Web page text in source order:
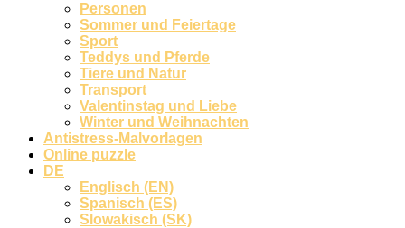
Personen
Sommer und Feiertage
Sport
Teddys und Pferde
Tiere und Natur
Transport
Valentinstag und Liebe
Winter und Weihnachten
Antistress-Malvorlagen
Online puzzle
DE
Englisch (EN)
Spanisch (ES)
Slowakisch (SK)